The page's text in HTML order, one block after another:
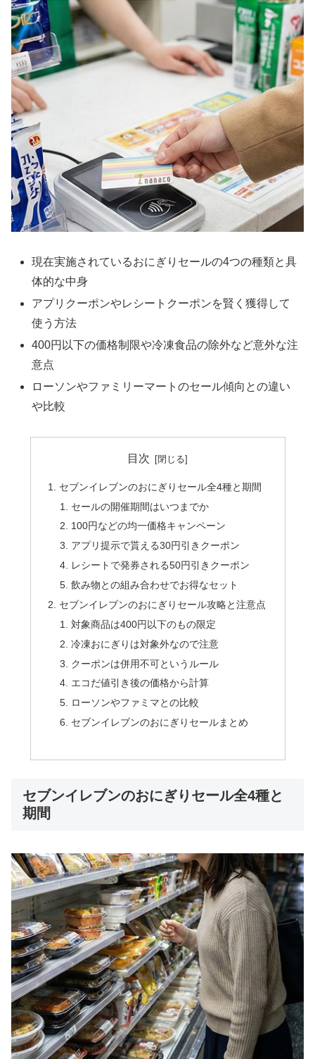
現在実施されているおにぎりセールの4つの種類と具
体的な中身
アプリクーポンやレシートクーポンを賢く獲得して
使う方法
400円以下の価格制限や冷凍食品の除外など意外な注
意点
ローソンやファミリーマートのセール傾向との違い
や比較
目次
セブンイレブンのおにぎりセール全4種と期間
セールの開催期間はいつまでか
100円などの均一価格キャンペーン
アプリ提示で貰える30円引きクーポン
レシートで発券される50円引きクーポン
飲み物との組み合わせでお得なセット
セブンイレブンのおにぎりセール攻略と注意点
対象商品は400円以下のもの限定
冷凍おにぎりは対象外なので注意
クーポンは併用不可というルール
エコだ値引き後の価格から計算
ローソンやファミマとの比較
セブンイレブンのおにぎりセールまとめ
セブンイレブンのおにぎりセール全4種と
期間